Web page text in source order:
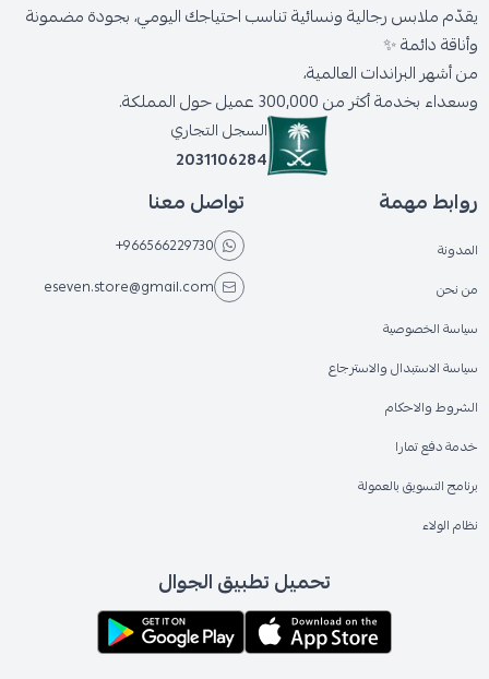
يقدّم ملابس رجالية ونسائية تناسب احتياجك اليومي، بجودة مضمونة
وأناقة دائمة ✨
من أشهر البراندات العالمية،
وسعداء بخدمة أكثر من 300,000 عميل حول المملكة.
السجل التجاري
2031106284
روابط مهمة
المدونة
من نحن
سياسة الخصوصية
سياسة الاستبدال والاسترجاع
الشروط والاحكام
خدمة دفع تمارا
برنامج التسويق بالعمولة
نظام الولاء
تواصل معنا
+966566229730
eseven.store@gmail.com
تحميل تطبيق الجوال